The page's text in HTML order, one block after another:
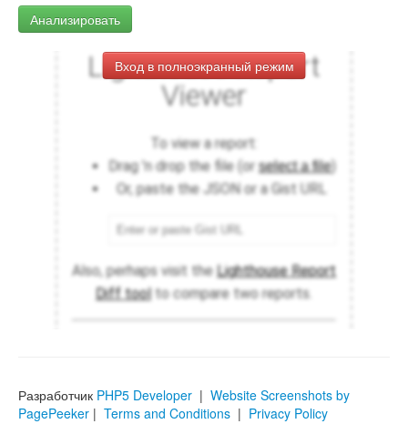
Анализировать
Вход в полноэкранный режим
Разработчик PHP5 Developer | Website Screenshots by
PagePeeker | Terms and Conditions | Privacy Policy